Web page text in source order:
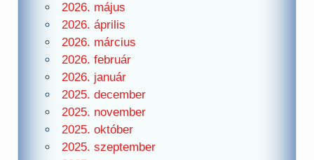
2026. május
2026. április
2026. március
2026. február
2026. január
2025. december
2025. november
2025. október
2025. szeptember